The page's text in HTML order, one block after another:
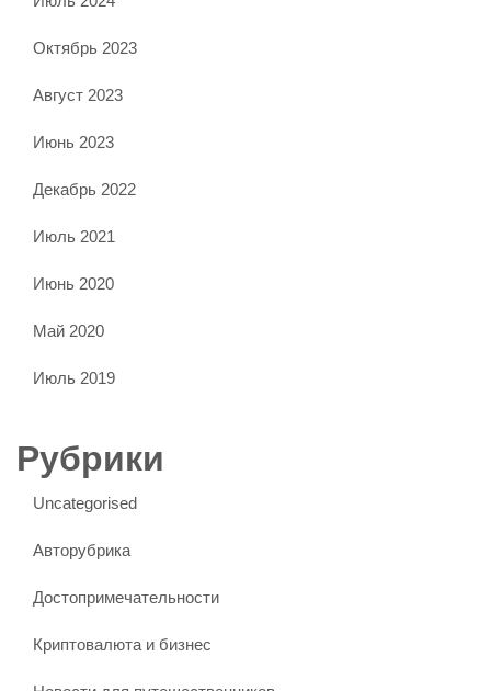
Октябрь 2023
Август 2023
Июнь 2023
Декабрь 2022
Июль 2021
Июнь 2020
Май 2020
Июль 2019
Рубрики
Uncategorised
Авторубрика
Достопримечательности
Криптовалюта и бизнес